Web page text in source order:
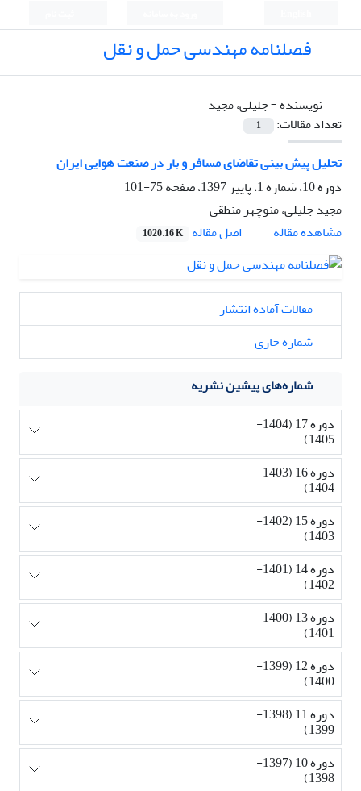
فصلنامه مهندسی حمل و نقل
نویسنده =جلیلی، مجید
تعداد مقالات:
1
تحلیل پیش بینی تقاضای مسافر و بار در صنعت هوایی ایران
دوره 10، شماره 1، پاییز 1397، صفحه
75-101
مجید جلیلی، منوچهر منطقی
مشاهده مقاله
اصل مقاله 1020.16 K
مقالات آماده انتشار
شماره جاری
شماره‌های پیشین نشریه
دوره 17 (1404-
1405)
دوره 16 (1403-
1404)
دوره 15 (1402-
1403)
دوره 14 (1401-
1402)
دوره 13 (1400-
1401)
دوره 12 (1399-
1400)
دوره 11 (1398-
1399)
دوره 10 (1397-
1398)